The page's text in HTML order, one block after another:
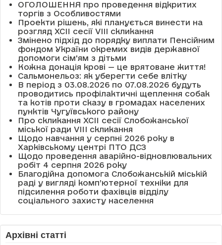
ОГОЛОШЕННЯ про проведення відкритих
торгів з Особливостями
Проекти рішень, які планується винести на
розгляд XCII сесії VІІІ скликання
Змінено підхід до порядку виплати Пенсійним
фондом України окремих видів державної
допомоги сім'ям з дітьми
Кожна донація крові — це врятоване життя!
Сальмонельоз: як уберегти себе влітку
В період з 03.08.2026 по 07.08.2026 будуть
проводитись профілактичні щеплення собак
та котів проти сказу в громадах населених
пунктів Чугуївського району
Про скликання XCII сесії Слобожанської
міської ради VIII скликання
Щодо навчання у серпні 2026 року в
Харківському центрі ПТО ДСЗ
Щодо проведення аварійно-відновлювальних
робіт 4 серпня 2026 року
Благодійна допомога Слобожанській міській
раді у вигляді комп’ютерної техніки для
підсилення роботи фахівців відділу
соціального захисту населення
Архівні статті